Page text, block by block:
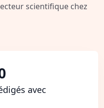
scientifique chez
avec